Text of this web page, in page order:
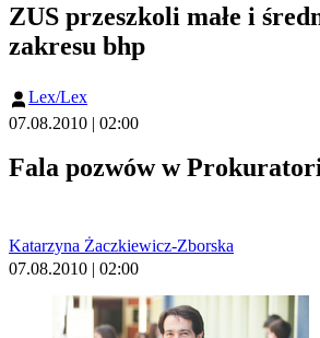
ZUS przeszkoli małe i
zakresu bhp
Lex/Lex
07.08.2010 | 02:00
Fala pozwów w
Katarzyna Żaczkiewicz-Zborska
07.08.2010 | 02:00